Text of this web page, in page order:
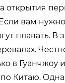
открытия
вам
плавать.
в
Китаю.